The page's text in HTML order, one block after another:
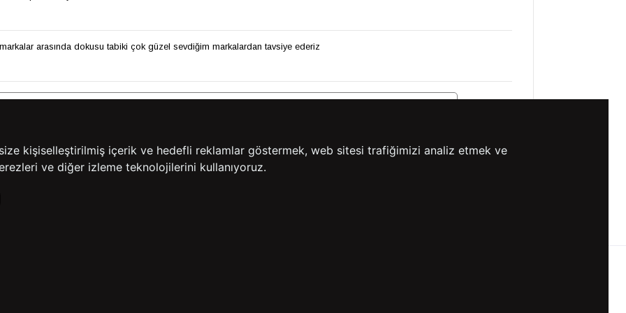
arasında dokusu tabiki çok güzel sevdiğim markalardan tavsiye ederiz
⚡ CollectAction
kişiselleştirilmiş içerik ve hedefli reklamlar göstermek, web sitesi trafiğimizi analiz etmek ve
ve diğer izleme teknolojilerini kullanıyoruz.